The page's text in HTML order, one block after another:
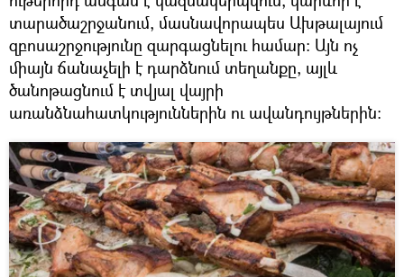
տարածաշրջանում, մասնավորապես Ախթալայում
զբոսաշրջությունը զարգացնելու համար: Այն ոչ
միայն ճանաչելի է դարձնում տեղանքը, այլև
ծանոթացնում է տվյալ վայրի
առանձնահատկություններին ու ավանդույթներին: